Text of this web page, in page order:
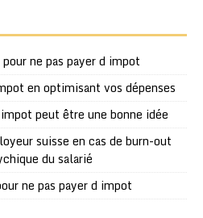
ne pas payer d impot
en optimisant vos dépenses
peut être une bonne idée
suisse en cas de burn-out
du salarié
ne pas payer d impot